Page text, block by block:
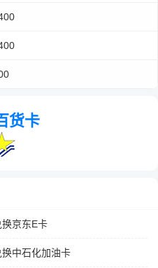
货卡
京东E卡
中石化加油卡